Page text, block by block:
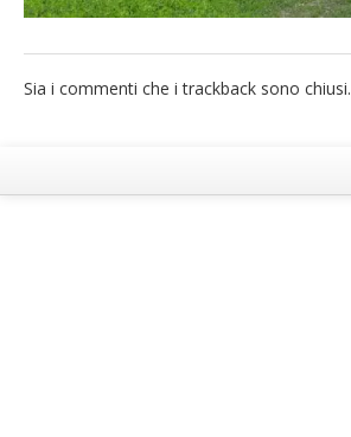
Sia i commenti che i trackback sono chiusi.